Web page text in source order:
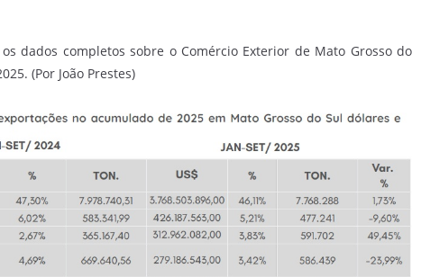
dados completos sobre o Comércio Exterior de Mato Grosso do
(Por João Prestes)